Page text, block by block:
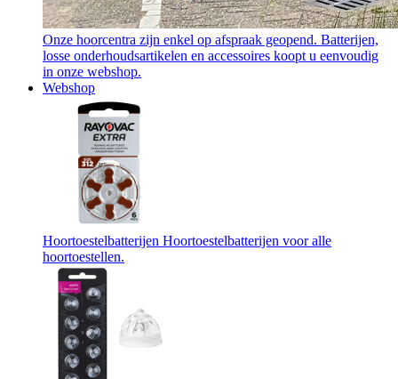
Onze hoorcentra zijn enkel op afspraak geopend. Batterijen,
losse onderhoudsartikelen en accessoires koopt u eenvoudig
in onze webshop.
Webshop
Hoortoestelbatterijen Hoortoestelbatterijen voor alle
hoortoestellen.